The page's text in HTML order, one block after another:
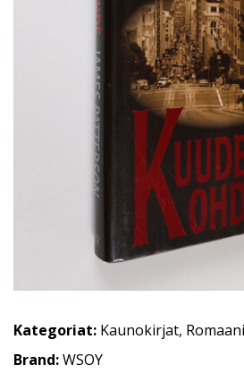
Kategoriat: Kaunokirjat,
Brand:WSOY